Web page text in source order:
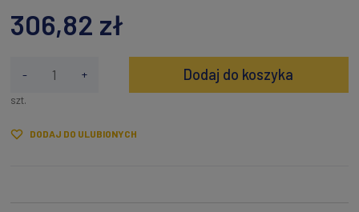
306,82 zł
- +
szt.
Dodaj do koszyka
DODAJ DO ULUBIONYCH